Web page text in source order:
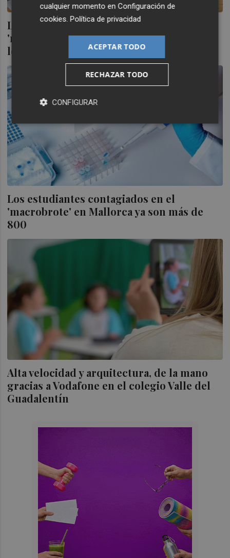
Los estudiantes contagiados en el
'macrobrote' en Mallorca se aproximan a
los 900 casos
Los estudiantes contagiados en el
'macrobrote' en Mallorca ya son más de
800
Alta velocidad y arquitectura, de la mano
gracias a Vodafone en el colegio Valle del
Guadalentín
cualquier momento enConfiguración de
cookies.Política de privacidad
ACEPTAR TODO
RECHAZAR TODO
CONFIGURAR